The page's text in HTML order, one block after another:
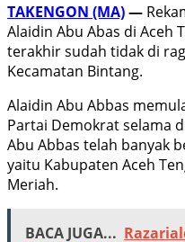
TAKENGON (MA)—
Alaidin Abu Abas di Aceh
terakhir sudah tidak di
Kecamatan Bintang.
Alaidin Abu Abbas
Partai Demokrat selama
Abu Abbas telah banyak
yaitu Kabupaten Aceh
Meriah.
BACA JUGA...